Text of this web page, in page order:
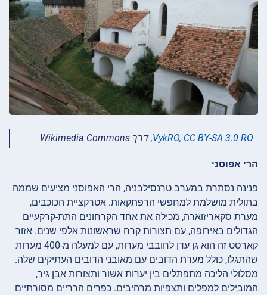
VykRO, CC BY-SA 3.0 RO , דרך Wikimedia Commons
הרי אפוסני
פנינה נסתרת במערב טרנסילבניה, הרי האפוסני מציעים שממה
בתולית מושלמת למחפשי הרפתקאות. אטרקציית הכוכבים,
מערת סקאריזוארה, מכילה את אחד הקרחונים התת-קרקעיים
הגדולים באירופה, עם תצורות קרח שראשונות אלפי שנים. אזור
קארסט זה הוא גן עדן לחובבי מערות, עם למעלה מ-400 מערות
שהתגלו, כולל מערת הדובים עם מאובני הדובים העתיקים שלה.
מסלולי הליכה מתפתלים בין יערות אשור ותצורות אבן גיר,
המובילים למפלים ותצפיות מרהיבים. כפרים הרריים מסורתיים